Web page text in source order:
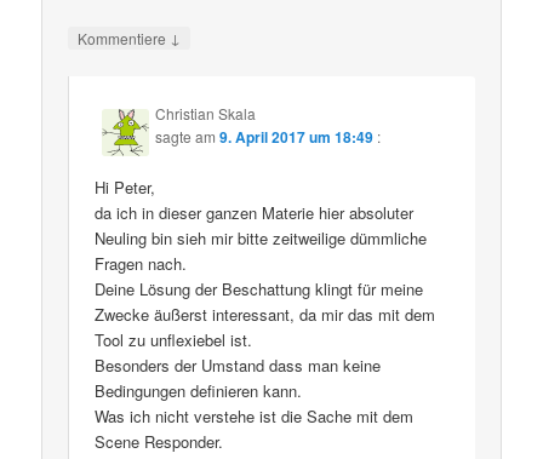
Kommentiere ↓
Christian Skala
sagte am9. April 2017 um 18:49 :
Hi Peter,
da ich in dieser ganzen Materie hier absoluter
Neuling bin sieh mir bitte zeitweilige dümmliche
Fragen nach.
Deine Lösung der Beschattung klingt für meine
Zwecke äußerst interessant, da mir das mit dem
Tool zu unflexiebel ist.
Besonders der Umstand dass man keine
Bedingungen definieren kann.
Was ich nicht verstehe ist die Sache mit dem
Scene Responder.